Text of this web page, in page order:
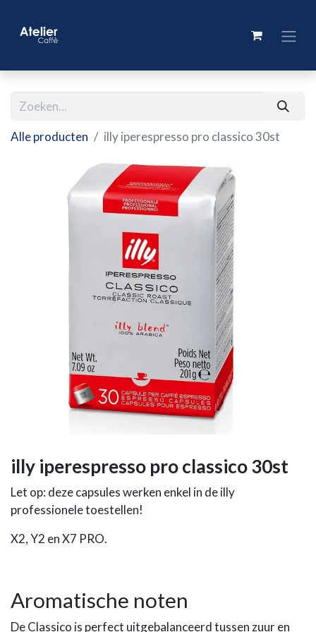
Alle producten illy iperespresso pro classico 30st
illy iperespresso pro classico 30st
Let op: deze capsules werken enkel in de illy
professionele toestellen!
X2, Y2 en X7 PRO.
Aromatische noten
De Classico is perfect uitgebalanceerd tussen zuur en